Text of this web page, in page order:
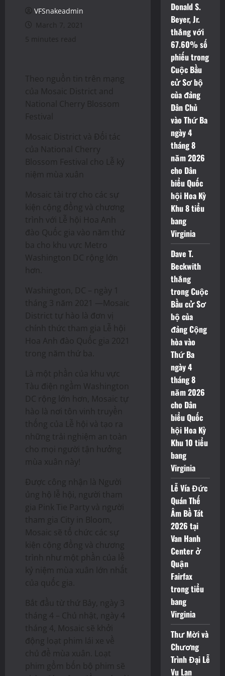
VFSnakeadmin
March 7, 2021
5 minutes read
Theo nguồn tin trên mạng
của Mosaic District and
National Cherry Blossom
Festival
Mosaic District và Đối tác
của National Cherry
Blossom Festival cho Lễ kỷ
niệm mùa xuân
Mosaic tài trợ cho các sự
kiện cộng đồng và chương
trình với Lễ hội Hoa Anh
đào Quốc gia vào năm thứ
ba cho khu vực Metro
Washington DC rộng lớn
hơn.
Washington, DC – ngày 1
tháng 3 năm 2021 —Mosaic
District tự hào là đơn vị
chính thức tham gia Lễ hội
Hoa Anh đào Quốc gia 2021
trong năm thứ ba.
Là một phần của khu vực
Tàu điện ngầm Washington
DC rộng lớn hơn, Mosaic tự
hào là nơi tôn vinh truyền
thống của Lễ hội và tạo ra
những trải nghiệm an toàn
cho mọi người tận hưởng
mùa xuân này!
Được công nhận là Người
ủng hộ lễ hội, người tham
gia Pink Tie Party và người
tham gia City in Bloom,
Mosaic sẽ tổ chức các sự
kiện cộng đồng và chương
trình như một phần của lễ
kỷ niệm mùa xuân lớn nhất
của quốc gia.
Bắt đầu từ thứ Bảy, ngày 3
tháng 4 – Chủ nhật, ngày 4
tháng 4, Mosaic sẽ khởi
động loạt phim lái xe về
chủ đề mùa xuân. Loạt
phim gồm bốn bộ phim sẽ
Donald S.
Beyer, Jr.
thắng với
67.60% số
phiếu trong
Cuộc Bầu
cử Sơ bộ
của đảng
Dân Chủ
vào Thứ Ba
ngày 4
tháng 8
năm 2026
cho Dân
biểu Quốc
hội Hoa Kỳ
Khu 8 tiểu
bang
Virginia
Dave T.
Beckwith
thắng
trong Cuộc
Bầu cử Sơ
bộ của
đảng Cộng
hòa vào
Thứ Ba
ngày 4
tháng 8
năm 2026
cho Dân
biểu Quốc
hội Hoa Kỳ
Khu 10 tiểu
bang
Virginia
Lễ Vía Đức
Quán Thế
Âm Bồ Tát
2026 tại
Van Hanh
Center ở
Quận
Fairfax
trong tiểu
bang
Virginia
Thư Mời và
Chương
Trình Đại Lễ
Vu Lan